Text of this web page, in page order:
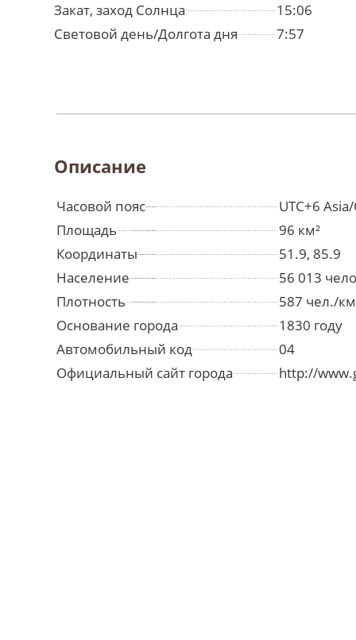
Закат, заход Солнца
15:06
Световой день/Долгота дня
7:57
Описание
Часовой пояс
UTC+6
Площадь
96 км²
Координаты
51.9, 85.9
Население
56 013
Плотность
587 чел./
Основание города
1830 году
Автомобильный код
04
Официальный сайт города
http://